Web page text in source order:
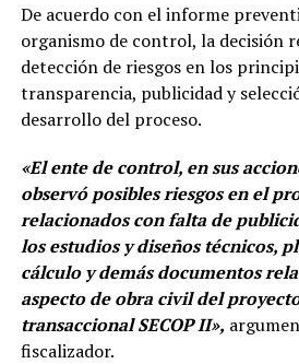
De acuerdo con el informe
organismo de control, la decisión
detección de riesgos en los
transparencia, publicidad y
desarrollo del proceso.
«El ente de control, en sus
observó posibles riesgos en el
relacionados con falta de
los estudios y diseños técnicos,
cálculo y demás documentos
aspecto de obra civil del
transaccional SECOP II»,
fiscalizador.